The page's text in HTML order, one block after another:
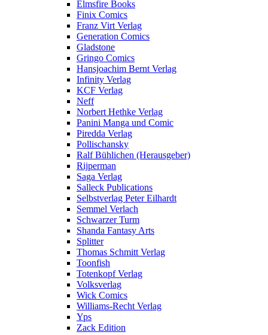
Elmsfire Books
Finix Comics
Franz Virt Verlag
Generation Comics
Gladstone
Gringo Comics
Hansjoachim Bernt Verlag
Infinity Verlag
KCF Verlag
Neff
Norbert Hethke Verlag
Panini Manga und Comic
Piredda Verlag
Pollischansky
Ralf Bühlichen (Herausgeber)
Rijperman
Saga Verlag
Salleck Publications
Selbstverlag Peter Eilhardt
Semmel Verlach
Schwarzer Turm
Shanda Fantasy Arts
Splitter
Thomas Schmitt Verlag
Toonfish
Totenkopf Verlag
Volksverlag
Wick Comics
Williams-Recht Verlag
Yps
Zack Edition